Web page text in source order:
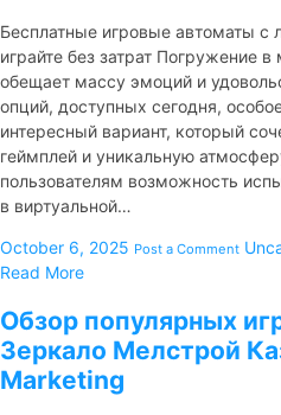
Бесплатные игровые автоматы с
играйте без затрат Погружение
обещает массу эмоций и
опций, доступных сегодня,
интересный вариант, который
геймплей и уникальную
пользователям возможность
в виртуальной…
October 6, 2025 Post a Comment
Read More
Обзор популярных
Зеркало Мелстрой
Marketing